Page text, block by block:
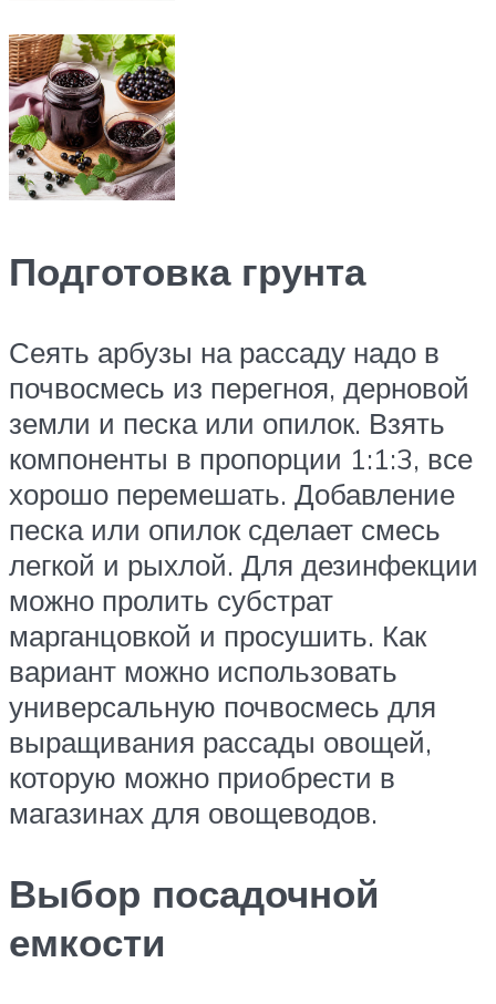
Подготовка грунта
Сеять арбузы на рассаду надо в
почвосмесь из перегноя, дерновой
земли и песка или опилок. Взять
компоненты в пропорции 1:1:3, все
хорошо перемешать. Добавление
песка или опилок сделает смесь
легкой и рыхлой. Для дезинфекции
можно пролить субстрат
марганцовкой и просушить. Как
вариант можно использовать
универсальную почвосмесь для
выращивания рассады овощей,
которую можно приобрести в
магазинах для овощеводов.
Выбор посадочной
емкости